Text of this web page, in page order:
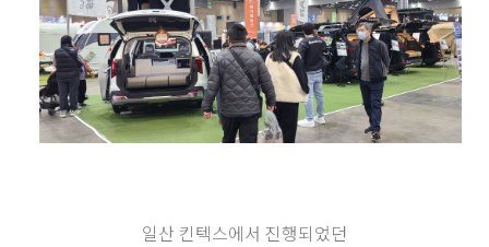
일산 킨텍스에서 진행되었던